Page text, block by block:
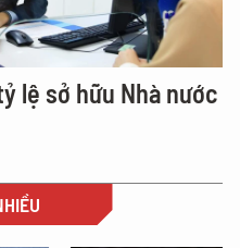
lệ sở hữu Nhà nước